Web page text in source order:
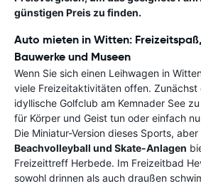
günstigen Preis zu finden.
Auto mieten in Witten:
Bauwerke und Museen
Wenn Sie sich einen Leihwagen in
viele Freizeitaktivitäten offen. Zunächst
idyllische Golfclub am Kemnader See
für Körper und Geist tun oder einfach
Die Miniatur-Version dieses Sports,
Beachvolleyball und Skate-Anlagen
Freizeittreff Herbede. Im Freizeitbad
sowohl drinnen als auch draußen